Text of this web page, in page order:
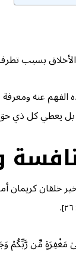
بسبب
عنه ومعرفة
بل يعطي كل ذي
خلقان كريمان
.
مَغْفِرَةٍ مِّن